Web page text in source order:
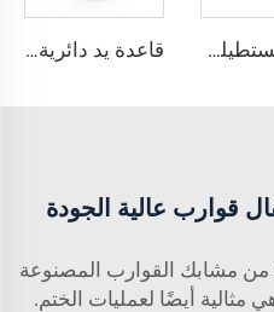
قاعدة مستطيلة يدوية من الفولاذ المقاوم للصدأ 316 درجة 90 قاعدة يد دائرية من الفولاذ المقاوم للصدأ من الدرجة البحرية 316 بزاوية 60 درجة
قوارب عالية الجودة
من مشابك القوارب المصنوعة
مثالية أيضًا لعمليات الختم.